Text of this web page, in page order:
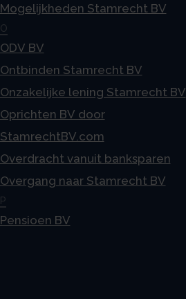
Mogelijkheden Stamrecht BV
O
ODV BV
Ontbinden Stamrecht BV
Onzakelijke lening Stamrecht BV
Oprichten BV door
StamrechtBV.com
Overdracht vanuit banksparen
Overgang naar Stamrecht BV
P
Pensioen BV